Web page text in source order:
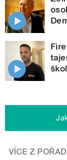
VÍCE Z